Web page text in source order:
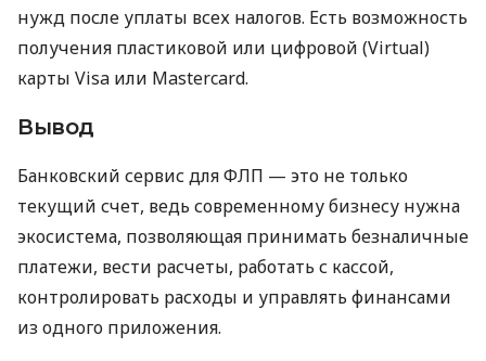
нужд после уплаты всех налогов. Есть возможность
получения пластиковой или цифровой (Virtual)
карты Visa или Mastercard.
Вывод
Банковский сервис для ФЛП — это не только
текущий счет, ведь современному бизнесу нужна
экосистема, позволяющая принимать безналичные
платежи, вести расчеты, работать с кассой,
контролировать расходы и управлять финансами
из одного приложения.